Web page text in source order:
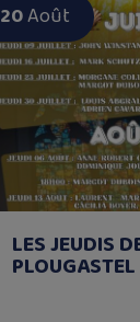
20Août
LES JEUDIS
PLOUGASTEL